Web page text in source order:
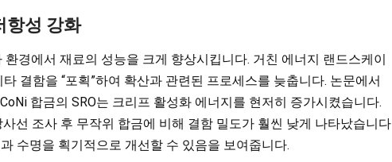
항성 강화
경에서 재료의 성능을 크게 향상시킵니다. 거친 에너지 랜드스케이
결함을 “포획”하여 확산과 관련된 프로세스를 늦춥니다. 논문에서
합금의 SRO는 크리프 활성화 에너지를 현저히 증가시켰습니다.
선 조사 후 무작위 합금에 비해 결함 밀도가 훨씬 낮게 나타났습니다
수명을 획기적으로 개선할 수 있음을 보여줍니다.